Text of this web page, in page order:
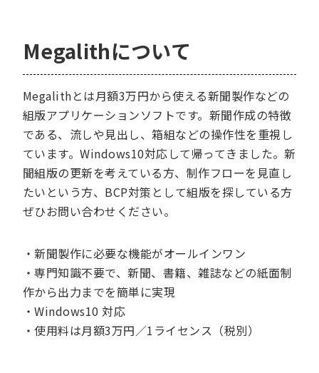
Megalithについて
Megalithとは月額3万円から使える新聞製作などの
組版アプリケーションソフトです。新聞作成の特徴
である、流しや見出し、箱組などの操作性を重視し
ています。Windows10対応して帰ってきました。新
聞組版の更新を考えている方、制作フローを見直し
たいという方、BCP対策として組版を探している方
ぜひお問い合わせください。
・新聞製作に必要な機能がオールインワン
・専門知識不要で、新聞、書籍、雑誌などの紙面制
作から出力までを簡単に実現
・Windows10 対応
・使用料は月額3万円／1ライセンス（税別）